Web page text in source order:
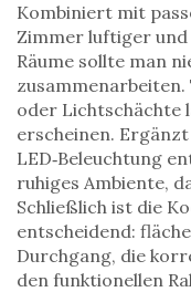
Kombiniert mit
Zimmer luftiger
Räume sollte man
oder
erscheinen.
LED‑Beleuchtung
ruhiges Ambiente,
Schließlich ist die
entscheidend:
Durchgang, die
den funktionellen